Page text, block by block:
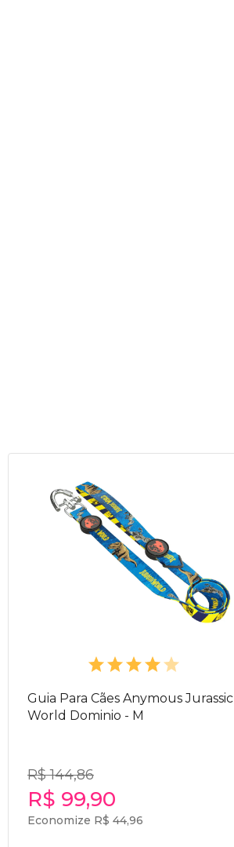
Guia Para Cães Anymous Jurassic
World Dominio - M
R$ 144,86
R$ 99,90
Economize R$ 44,96